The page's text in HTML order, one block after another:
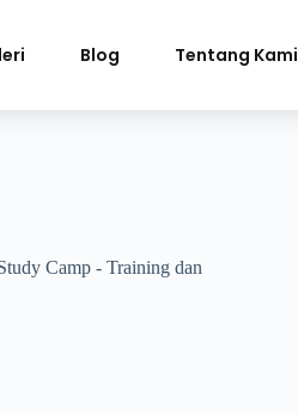
Blog Tentang Kami
Camp - Training dan